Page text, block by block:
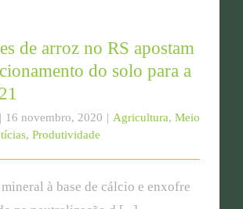
de arroz no RS apostam
do solo para a
| 16 novembro, 2020 | Agricultura, Meio
, Produtividade
à base de cálcio e enxofre